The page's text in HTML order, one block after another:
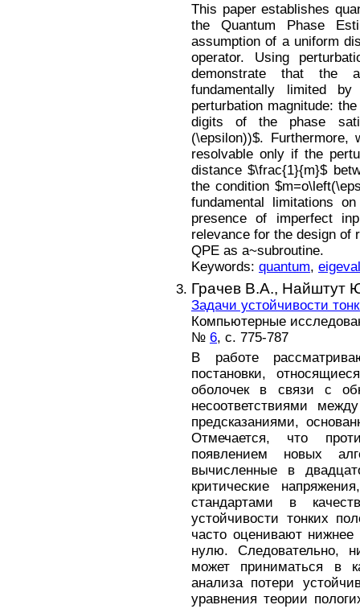
This paper establishes
the Quantum Phase
assumption of a uniform
operator. Using
demonstrate that the
fundamentally limited
perturbation magnitude:
digits of the phase
(\epsilon))$.
resolvable only if the
distance $\frac{1}{m}$
the condition
fundamental limitations
presence of imperfect
relevance for the design of
QPE as a~subroutine.
Keywords: quantum,
Грачев В.А., Найштут
Задачи устойчивости
Компьютерные
№ 6, с. 775-787
В работе
постановки,
оболочек в связи с
несоответствиями
предсказаниями,
Отмечается, что
появлением новых
вычисленные в
критические
стандартами в
устойчивости тонких
часто оценивают нижнее
нулю. Следовательно,
может приниматься в
анализа потери
уравнения теории